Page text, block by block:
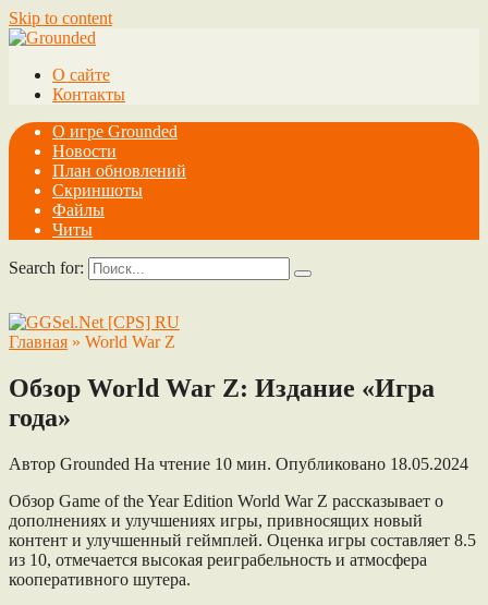
Skip to content
О сайте
Контакты
О игре Grounded
Новости
План обновлений
Скриншоты
Файлы
Читы
Search for:
Главная » World War Z
Обзор World War Z: Издание «Игра
года»
Автор Grounded На чтение 10 мин. Опубликовано 18.05.2024
Обзор Game of the Year Edition World War Z рассказывает о
дополнениях и улучшениях игры, привносящих новый
контент и улучшенный геймплей. Оценка игры составляет 8.5
из 10, отмечается высокая реиграбельность и атмосфера
кооперативного шутера.